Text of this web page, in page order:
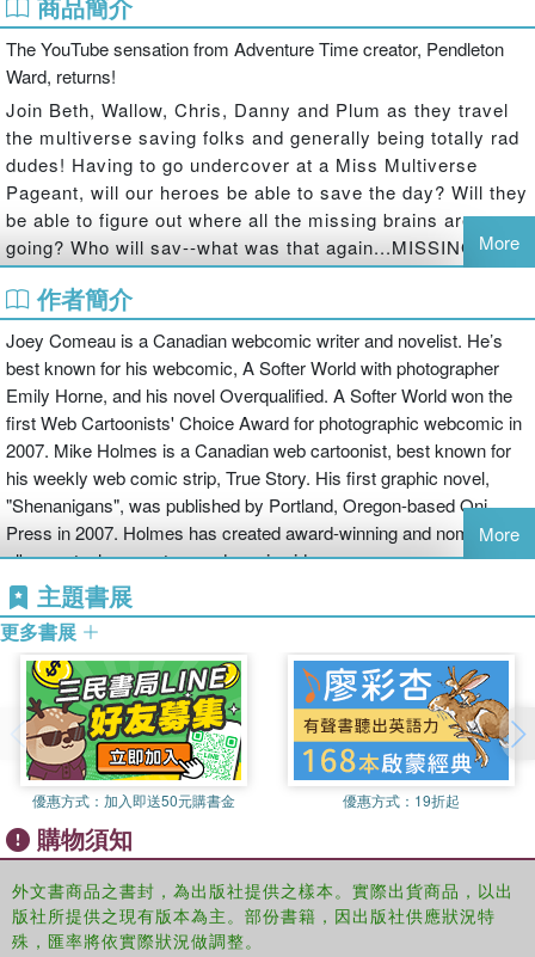
The YouTube sensation from Adventure Time creator, Pendleton
Ward, returns!
Join Beth, Wallow, Chris, Danny and Plum as they travel
the multiverse saving folks and generally being totally rad
dudes! Having to go undercover at a Miss Multiverse
Pageant, will our heroes be able to save the day? Will they
be able to figure out where all the missing brains are
going? Who will sav--what was that again...MISSING
BRAINS?! Based on the hit web series from ADVENTURE
TIME creator Pendleton Ward! POWER! RESPECT!
More
作者簡介
Joey Comeau is a Canadian webcomic writer and novelist. He’s
best known for his webcomic, A Softer World with photographer
Emily Horne, and his novel Overqualified. A Softer World won the
first Web Cartoonists' Choice Award for photographic webcomic in
2007. Mike Holmes is a Canadian web cartoonist, best known for
his weekly web comic strip, True Story. His first graphic novel,
"Shenanigans", was published by Portland, Oregon-based Oni
Press in 2007. Holmes has created award-winning and nominated
album art, show posters and music videos.
More
主題書展
更多書展
優惠方式： 加入即送50元購書金 優惠方式： 19折起
購物須知
外文書商品之書封，為出版社提供之樣本。實際出貨商品，以出
版社所提供之現有版本為主。部份書籍，因出版社供應狀況特
殊，匯率將依實際狀況做調整。